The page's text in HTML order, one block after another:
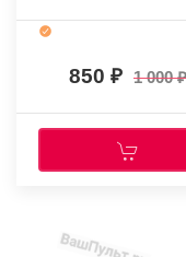
850 1 000